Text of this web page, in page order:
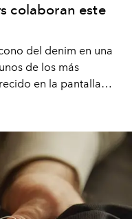
colaboran este
del denim en una
de los más
en la pantalla